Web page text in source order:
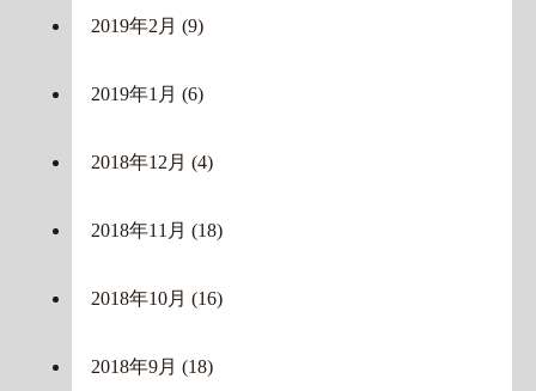
2019年2月 (9)
2019年1月 (6)
2018年12月 (4)
2018年11月 (18)
2018年10月 (16)
2018年9月 (18)